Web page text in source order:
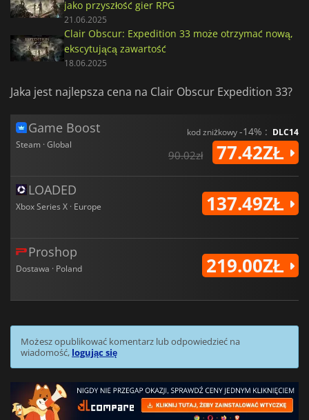
jako przyszłość gier RPG
21.06.2025
Clair Obscur: Expedition 33 może otrzymać nową,
ekscytującą zawartość
18.06.2025
Jaka jest najlepsza cena na Clair Obscur Expedition 33?
Game Boost
Steam · Global
kod zniżkowy-14% : DLC14
90.02zł 77.42ZŁ
LOADED
Xbox Series X · Europe 137.49ZŁ
Proshop
Dostawa · Poland 219.00ZŁ
Możesz opublikować komentarz lub odpowiedzieć na
wiadomość, logując się